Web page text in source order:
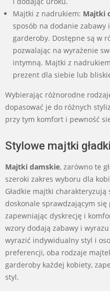
Majtki z nadrukiem: Majtki
sposób na dodanie
garderoby. Dostępne są w
pozwalając na wyrażenie
intymną. Majtki z
prezent dla siebie lub
Wybierając różnorodne
dopasować je do różnych
przy tym komfort i pewność
Stylowe majtki
Majtki damskie, zarówno te
szeroki zakres wyboru dla
Gładkie majtki
doskonale sprawdzającym
zapewniając dyskrecję i
wzory dodają zabawy i
wyrazić indywidualny styl i
preferencji, oba rodzaje
garderoby każdej kobiety,
styl.